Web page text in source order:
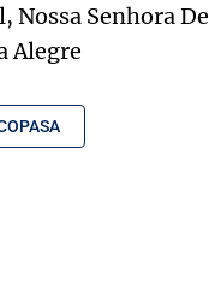
Nossa Senhora De
Alegre